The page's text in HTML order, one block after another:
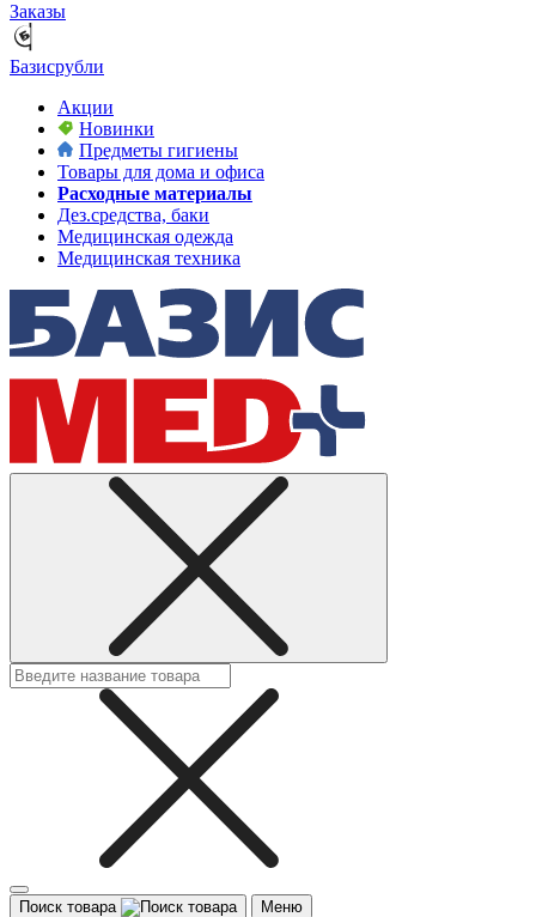
Заказы
Базисрубли
Акции
Новинки
Предметы гигиены
Товары для дома и офиса
Расходные материалы
Дез.средства, баки
Медицинская одежда
Медицинская техника
Поиск товара Меню